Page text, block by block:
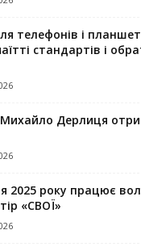
телефонів і
стандартів і
Дерлиця
2025 року працює
«СВОЇ»